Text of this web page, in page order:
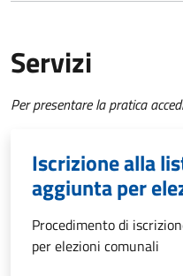
Servizi
Per presentare la pratica
Iscrizione alla
aggiunta per
Procedimento di
per elezioni comunali